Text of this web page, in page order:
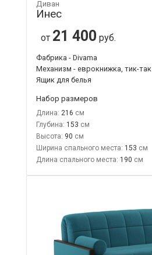
Диван
Инес
от 21 400 руб.
Фабрика - Divama
Механизм - еврокнижка, тик-так
Ящик для белья
Набор размеров
Длина: 216
Глубина: 153
Высота: 90
Ширина спального места: 153
Длина спального места: 190